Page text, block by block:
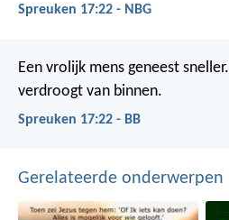
Spreuken 17:22 - NBG
Een vrolijk mens geneest sneller.
verdroogt van binnen.
Spreuken 17:22 - BB
Gerelateerde onderwerpen